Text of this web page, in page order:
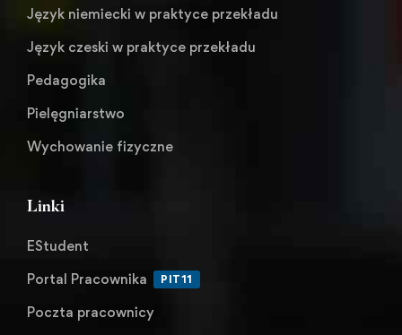
Język niemiecki w praktyce przekładu
Język czeski w praktyce przekładu
Pedagogika
Pielęgniarstwo
Wychowanie fizyczne
Linki
EStudent
Portal Pracownika
PIT11
Poczta pracownicy